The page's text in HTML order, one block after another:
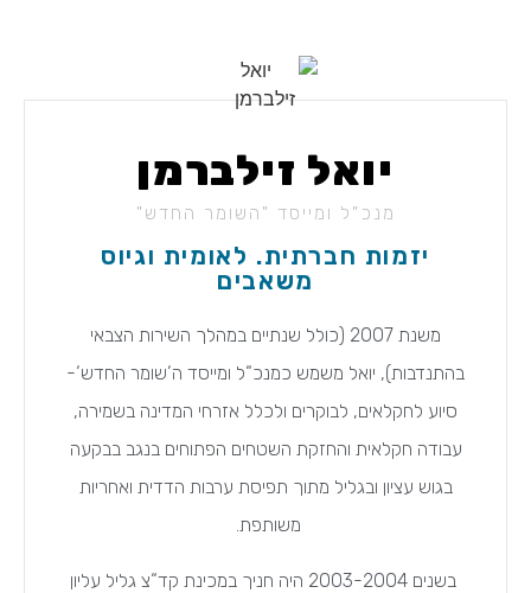
יואל זילברמן
מנכ"ל ומייסד "השומר החדש"
יזמות חברתית. לאומית וגיוס
משאבים
משנת 2007 (כולל שנתיים במהלך השירות הצבאי
בהתנדבות), יואל משמש כמנכ“ל ומייסד ה‘שומר החדש‘-
סיוע לחקלאים, לבוקרים ולכלל אזרחי המדינה בשמירה,
עבודה חקלאית והחזקת השטחים הפתוחים בנגב בבקעה
בגוש עציון ובגליל מתוך תפיסת ערבות הדדית ואחריות
משותפת.
בשנים 2003-2004 היה חניך במכינת קד“צ גליל עליון